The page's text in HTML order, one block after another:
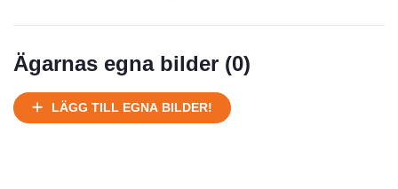
Under normalt skick, kan kräva reparation
Ägarnas egna bilder (0)
LÄGG TILL EGNA BILDER!